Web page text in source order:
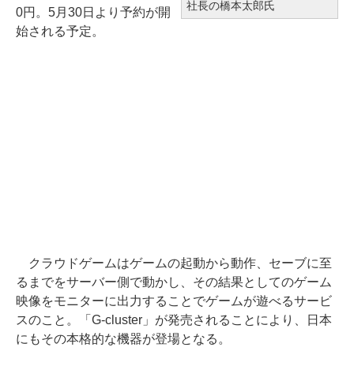
社長の橋本太郎氏
0円。5月30日より予約が開
始される予定。
クラウドゲームはゲームの起動から動作、セーブに至
るまでをサーバー側で動かし、その結果としてのゲーム
映像をモニターに出力することでゲームが遊べるサービ
スのこと。「G-cluster」が発売されることにより、日本
にもその本格的な機器が登場となる。